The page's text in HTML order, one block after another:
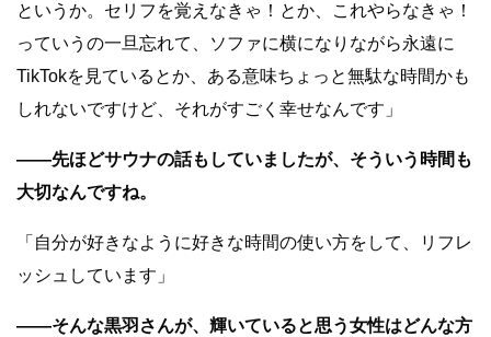
というか。セリフを覚えなきゃ！とか、これやらなきゃ！
っていうの一旦忘れて、ソファに横になりながら永遠に
TikTokを見ているとか、ある意味ちょっと無駄な時間かも
しれないですけど、それがすごく幸せなんです」
――先ほどサウナの話もしていましたが、そういう時間も
大切なんですね。
「自分が好きなように好きな時間の使い方をして、リフレ
ッシュしています」
――そんな黒羽さんが、輝いていると思う女性はどんな方